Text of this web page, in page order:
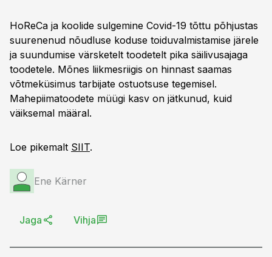
HoReCa ja koolide sulgemine Covid-19 tõttu põhjustas
suurenenud nõudluse koduse toiduvalmistamise järele
ja suundumise värsketelt toodetelt pika säilivusajaga
toodetele. Mõnes liikmesriigis on hinnast saamas
võtmeküsimus tarbijate ostuotsuse tegemisel.
Mahepiimatoodete müügi kasv on jätkunud, kuid
väiksemal määral.
Loe pikemalt SIIT.
Ene Kärner
Jaga Vihja